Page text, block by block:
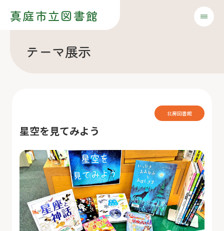
真庭市立図書館
テーマ展示
星空を見てみよう
北房図書館